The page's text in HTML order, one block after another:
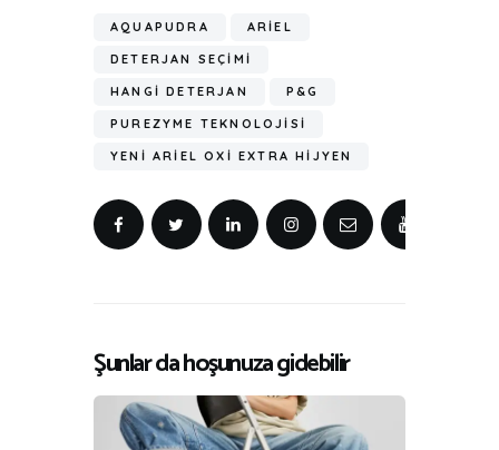
AQUAPUDRA ARIEL
DETERJAN SEÇIMI
HANGI DETERJAN P&G
PUREZYME TEKNOLOJISI
YENI ARIEL OXI EXTRA HIJYEN
Şunlar da hoşunuza gidebilir